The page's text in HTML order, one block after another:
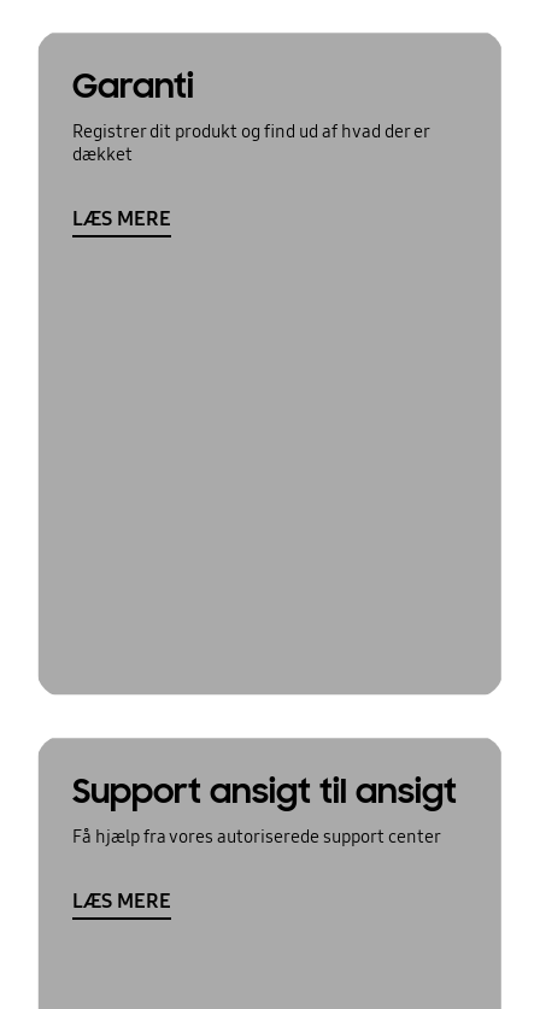
Garanti
Registrer dit produkt og find ud af hvad der er
dækket
LÆS MERE
Support ansigt til ansigt
Få hjælp fra vores autoriserede support center
LÆS MERE